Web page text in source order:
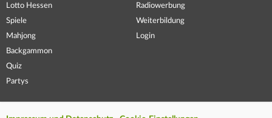
Lotto Hessen
Spiele
Mahjong
Backgammon
Quiz
Partys
Radiowerbung
Weiterbildung
Login